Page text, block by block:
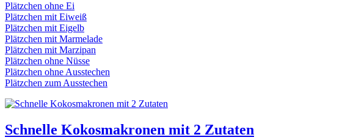
Plätzchen ohne Ei
Plätzchen mit Eiweiß
Plätzchen mit Eigelb
Plätzchen mit Marmelade
Plätzchen mit Marzipan
Plätzchen ohne Nüsse
Plätzchen ohne Ausstechen
Plätzchen zum Ausstechen
Schnelle Kokosmakronen mit 2 Zutaten